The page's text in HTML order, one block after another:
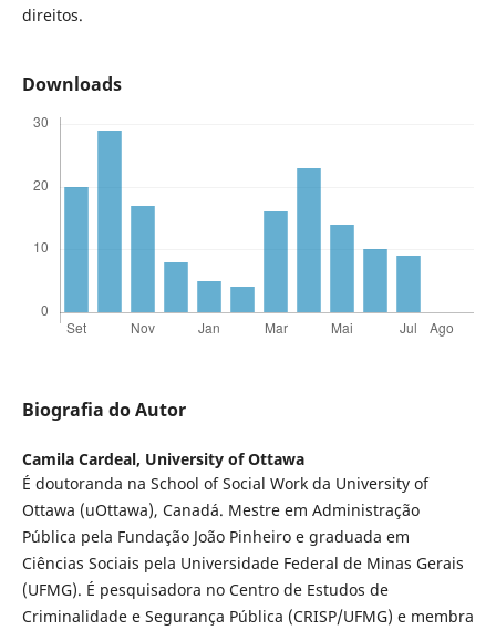
direitos.
Downloads
Biografia do Autor
Camila Cardeal, University of Ottawa
É doutoranda na School of Social Work da University of
Ottawa (uOttawa), Canadá. Mestre em Administração
Pública pela Fundação João Pinheiro e graduada em
Ciências Sociais pela Universidade Federal de Minas Gerais
(UFMG). É pesquisadora no Centro de Estudos de
Criminalidade e Segurança Pública (CRISP/UFMG) e membra